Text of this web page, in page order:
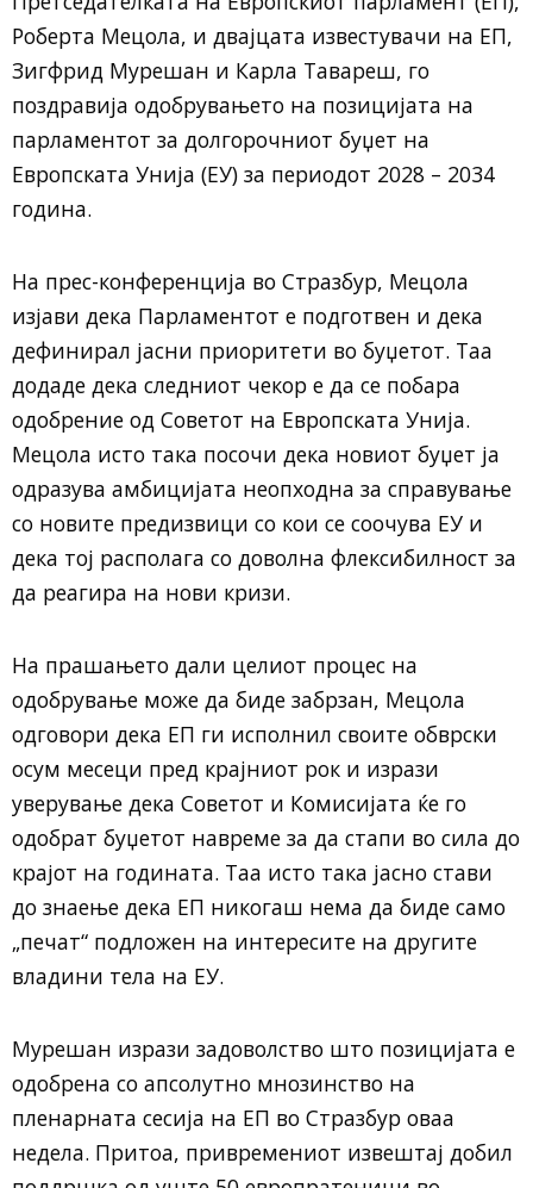
Роберта Мецола, и двајцата известувачи на ЕП,
Зигфрид Мурешан и Карла Тавареш, го
поздравија одобрувањето на позицијата на
парламентот за долгорочниот буџет на
Европската Унија (ЕУ) за периодот 2028 – 2034
година.
На прес-конференција во Стразбур, Мецола
изјави дека Парламентот е подготвен и дека
дефинирал јасни приоритети во буџетот. Таа
додаде дека следниот чекор е да се побара
одобрение од Советот на Европската Унија.
Мецола исто така посочи дека новиот буџет ја
одразува амбицијата неопходна за справување
со новите предизвици со кои се соочува ЕУ и
дека тој располага со доволна флексибилност за
да реагира на нови кризи.
На прашањето дали целиот процес на
одобрување може да биде забрзан, Мецола
одговори дека ЕП ги исполнил своите обврски
осум месеци пред крајниот рок и изрази
уверување дека Советот и Комисијата ќе го
одобрат буџетот навреме за да стапи во сила до
крајот на годината. Таа исто така јасно стави
до знаење дека ЕП никогаш нема да биде само
„печат“ подложен на интересите на другите
владини тела на ЕУ.
Мурешан изрази задоволство што позицијата е
одобрена со апсолутно мнозинство на
пленарната сесија на ЕП во Стразбур оваа
недела. Притоа, привремениот извештај добил